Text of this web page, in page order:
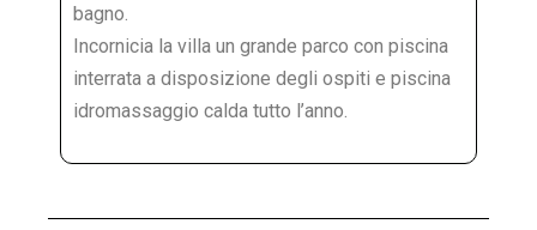
bagno.
Incornicia la villa un grande parco con piscina
interrata a disposizione degli ospiti e piscina
idromassaggio calda tutto l’anno.